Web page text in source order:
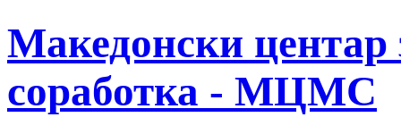
Македонски центар
соработка - МЦМС